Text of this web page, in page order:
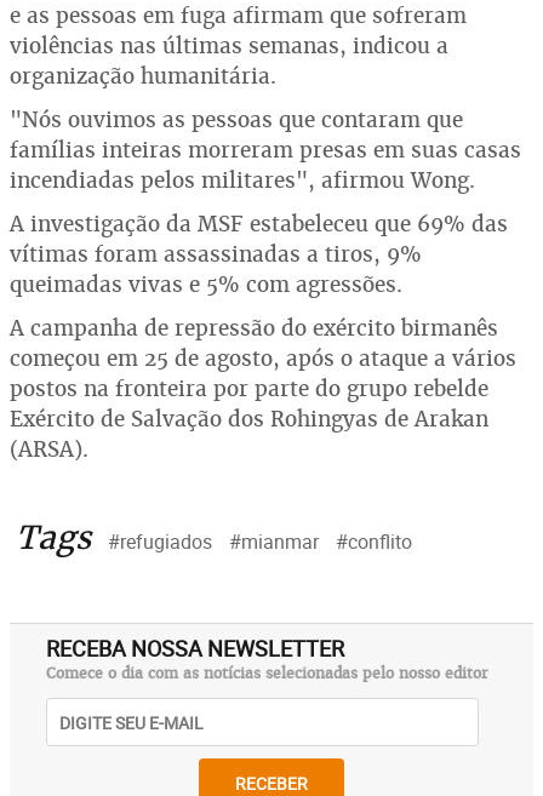
e as pessoas em fuga afirmam que sofreram
violências nas últimas semanas, indicou a
organização humanitária.
"Nós ouvimos as pessoas que contaram que
famílias inteiras morreram presas em suas casas
incendiadas pelos militares", afirmou Wong.
A investigação da MSF estabeleceu que 69% das
vítimas foram assassinadas a tiros, 9%
queimadas vivas e 5% com agressões.
A campanha de repressão do exército birmanês
começou em 25 de agosto, após o ataque a vários
postos na fronteira por parte do grupo rebelde
Exército de Salvação dos Rohingyas de Arakan
(ARSA).
Tags #refugiados #mianmar #conflito
RECEBA NOSSA NEWSLETTER
Comece o dia com as notícias selecionadas pelo nosso editor
RECEBER